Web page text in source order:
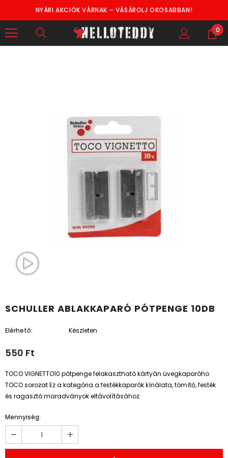
NYÁRI AKCIÓK VÁRNAK – VÁSÁROLJ OKOSABBAN!
0
SCHULLER ABLAKKAPARÓ PÓTPENGE 10DB
Elérhető: Készleten
550 Ft
TOCO VIGNETTO10 pótpenge felakasztható kártyán üvegkaparóho
TOCO sorozat Ez a kategória a festékkaparók kínálata, tömítő, festék
és ragasztó maradványok eltávolításához.
Mennyiség: